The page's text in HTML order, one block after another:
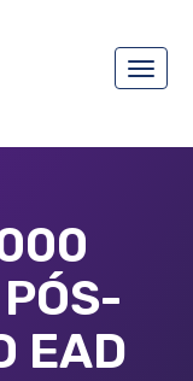
Toggle
EAD